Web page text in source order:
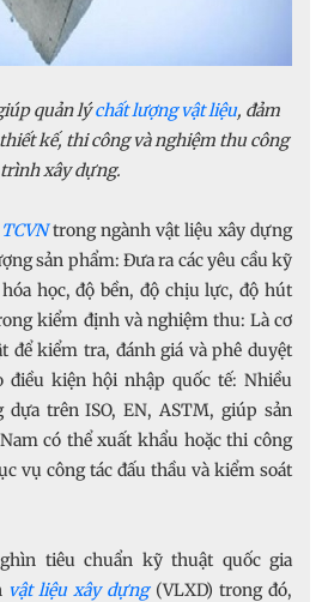
quản lýchất lượng vật liệu, đảm
kế, thi công và nghiệm thu công
trình xây dựng.
TCVNtrong ngành vật liệu xây dựng
sản phẩm: Đưa ra các yêu cầu kỹ
học, độ bền, độ chịu lực, độ hút
kiểm định và nghiệm thu: Là cơ
để kiểm tra, đánh giá và phê duyệt
điều kiện hội nhập quốc tế: Nhiều
dựa trên ISO, EN, ASTM, giúp sản
có thể xuất khẩu hoặc thi công
vụ công tác đấu thầu và kiểm soát
tiêu chuẩn kỹ thuật quốc gia
vật liệu xây dựng(VLXD) trong đó,